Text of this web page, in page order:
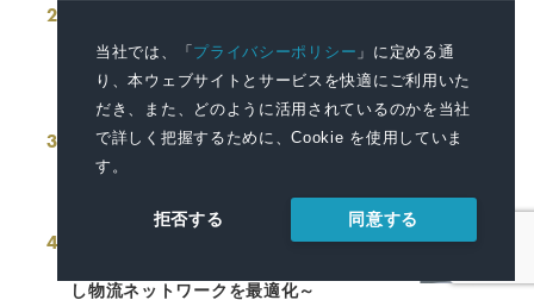
当社では、「プライバシーポリシー 」に定める通
り、本ウェブサイトとサービスを快適にご利用いた
だき、また、どのように活用されているのかを当社
で詳しく把握するために、Cookie を使用していま
す。
拒否する 同意する
2
ミュージカル 『ファントム』
2026.08.06 12:00
3
「地中海本まぐろ」フェア-8月7日（金）
より期間・数量限定で販売-
4
神奈川県厚木市に初の自社運営型物流拠
し物流ネットワークを最適化～